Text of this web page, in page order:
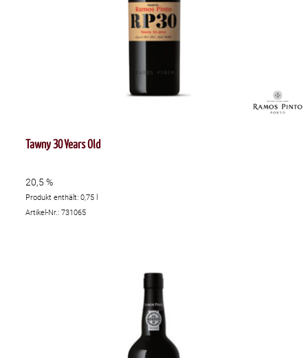
Tawny 30 Years Old
20,5 %
Produkt enthält: 0,75
Artikel-Nr.: 731065